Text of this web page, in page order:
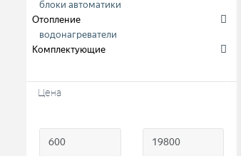
блоки автоматики
Отопление
водонагреватели
Комплектующие
Цена